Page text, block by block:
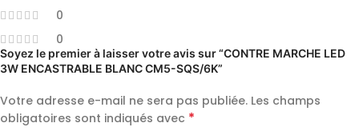
0
0
Soyez le premier à laisser votre avis sur “CONTRE MARCHE LED
3W ENCASTRABLE BLANC CM5-SQS/6K”
Votre adresse e-mail ne sera pas publiée. Les champs
obligatoires sont indiqués avec *